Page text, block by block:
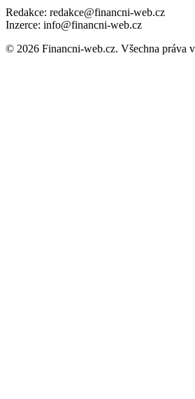
Redakce: redakce@financni-web.cz
Inzerce: info@financni-web.cz
© 2026 Financni-web.cz. Všechna práva